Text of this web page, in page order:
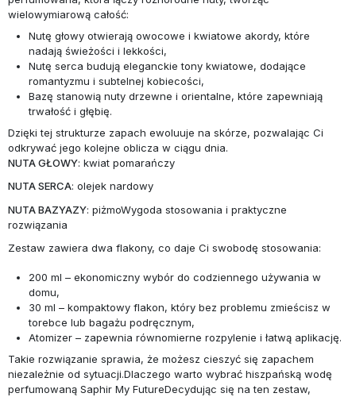
wielowymiarową całość:
Nutę głowy otwierają owocowe i kwiatowe akordy, które
nadają świeżości i lekkości,
Nutę serca budują eleganckie tony kwiatowe, dodające
romantyzmu i subtelnej kobiecości,
Bazę stanowią nuty drzewne i orientalne, które zapewniają
trwałość i głębię.
Dzięki tej strukturze zapach ewoluuje na skórze, pozwalając Ci
odkrywać jego kolejne oblicza w ciągu dnia.
NUTA GŁOWY: kwiat pomarańczy
NUTA SERCA: olejek nardowy
NUTA BAZYAZY: piżmoWygoda stosowania i praktyczne
rozwiązania
Zestaw zawiera dwa flakony, co daje Ci swobodę stosowania:
200 ml – ekonomiczny wybór do codziennego używania w
domu,
30 ml – kompaktowy flakon, który bez problemu zmieścisz w
torebce lub bagażu podręcznym,
Atomizer – zapewnia równomierne rozpylenie i łatwą aplikację.
Takie rozwiązanie sprawia, że możesz cieszyć się zapachem
niezależnie od sytuacji.Dlaczego warto wybrać hiszpańską wodę
perfumowaną Saphir My FutureDecydując się na ten zestaw,